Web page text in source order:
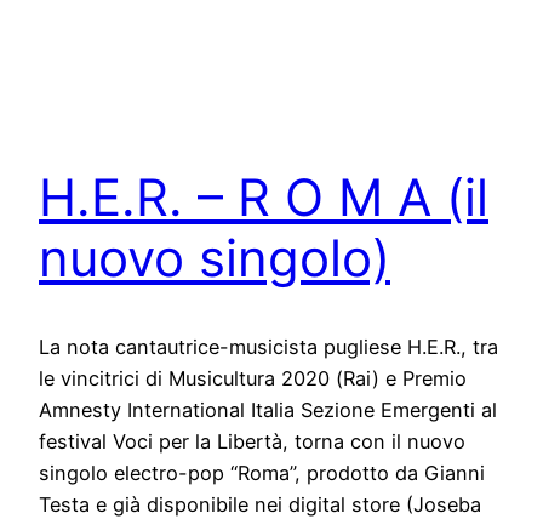
H.E.R. – R O M A (il
nuovo singolo)
La nota cantautrice-musicista pugliese H.E.R., tra
le vincitrici di Musicultura 2020 (Rai) e Premio
Amnesty International Italia Sezione Emergenti al
festival Voci per la Libertà, torna con il nuovo
singolo electro-pop “Roma”, prodotto da Gianni
Testa e già disponibile nei digital store (Joseba